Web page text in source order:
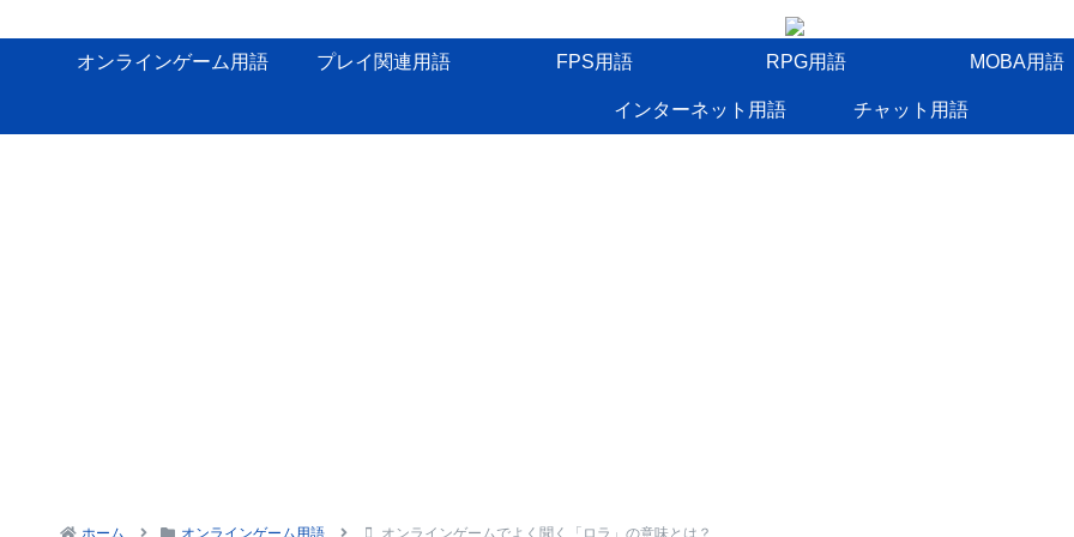
オンラインゲーム用語 プレイ関連用語 FPS用語 RPG用語 MOBA用語
インターネット用語 チャット用語
ホーム オンラインゲーム用語 オンラインゲームでよく聞く「ロラ」の意味とは？